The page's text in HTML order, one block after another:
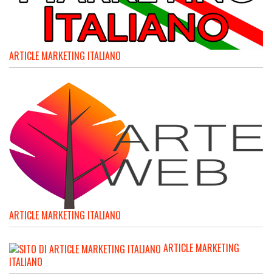
ARTICLE MARKETING ITALIANO
ARTICLE MARKETING ITALIANO
ARTICLE MARKETING
ITALIANO